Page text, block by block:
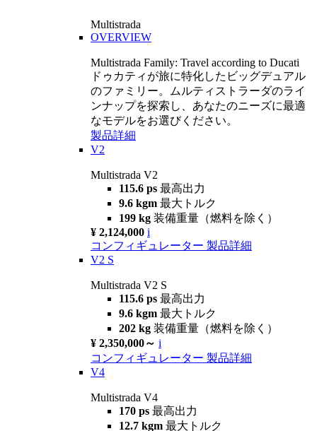
Multistrada
OVERVIEW
Multistrada Family: Travel according to Ducati
ドゥカティが旅に特化したビッグデュアル
のファミリー。ムルティストラーダのライ
ンナップを探索し、あなたのニーズに最適
なモデルをお選びください。
製品詳細
V2
Multistrada V2
115.6 ps 最高出力
9.6 kgm 最大トルク
199 kg 装備重量（燃料を除く）
¥ 2,124,000 i
コンフィギュレーター 製品詳細
V2 S
Multistrada V2 S
115.6 ps 最高出力
9.6 kgm 最大トルク
202 kg 装備重量（燃料を除く）
¥ 2,350,000～ i
コンフィギュレーター 製品詳細
V4
Multistrada V4
170 ps 最高出力
12.7 kgm 最大トルク